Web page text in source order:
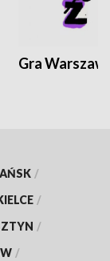
Gra
/
/
/
/